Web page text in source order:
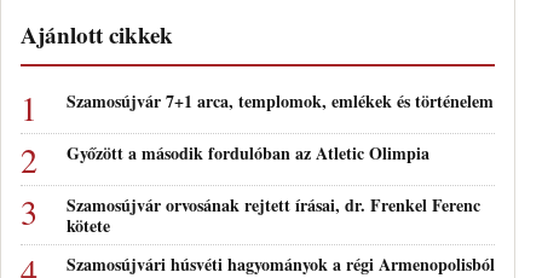
Ajánlott cikkek
Szamosújvár 7+1 arca, templomok, emlékek és történelem
Győzött a második fordulóban az Atletic Olimpia
Szamosújvár orvosának rejtett írásai, dr. Frenkel Ferenc
kötete
Szamosújvári húsvéti hagyományok a régi Armenopolisból